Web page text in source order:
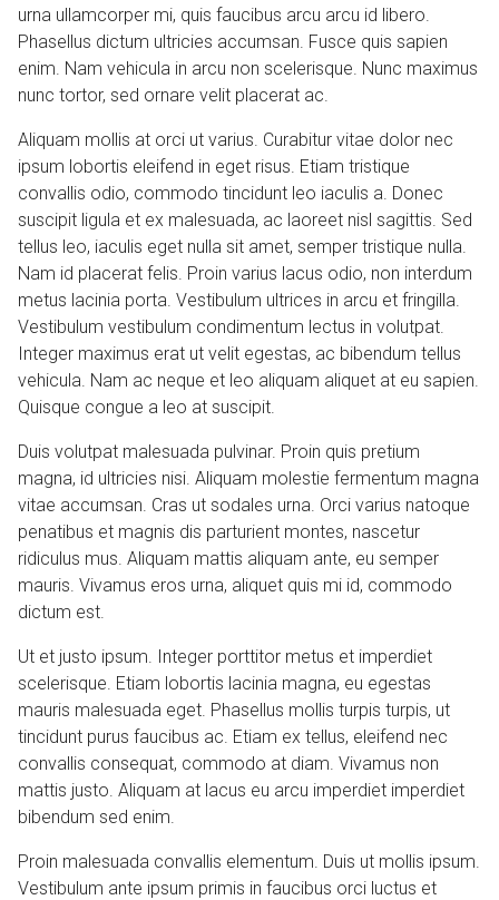
urna ullamcorper mi, quis faucibus arcu arcu id libero.
Phasellus dictum ultricies accumsan. Fusce quis sapien
enim. Nam vehicula in arcu non scelerisque. Nunc maximus
nunc tortor, sed ornare velit placerat ac.
Aliquam mollis at orci ut varius. Curabitur vitae dolor nec
ipsum lobortis eleifend in eget risus. Etiam tristique
convallis odio, commodo tincidunt leo iaculis a. Donec
suscipit ligula et ex malesuada, ac laoreet nisl sagittis. Sed
tellus leo, iaculis eget nulla sit amet, semper tristique nulla.
Nam id placerat felis. Proin varius lacus odio, non interdum
metus lacinia porta. Vestibulum ultrices in arcu et fringilla.
Vestibulum vestibulum condimentum lectus in volutpat.
Integer maximus erat ut velit egestas, ac bibendum tellus
vehicula. Nam ac neque et leo aliquam aliquet at eu sapien.
Quisque congue a leo at suscipit.
Duis volutpat malesuada pulvinar. Proin quis pretium
magna, id ultricies nisi. Aliquam molestie fermentum magna
vitae accumsan. Cras ut sodales urna. Orci varius natoque
penatibus et magnis dis parturient montes, nascetur
ridiculus mus. Aliquam mattis aliquam ante, eu semper
mauris. Vivamus eros urna, aliquet quis mi id, commodo
dictum est.
Ut et justo ipsum. Integer porttitor metus et imperdiet
scelerisque. Etiam lobortis lacinia magna, eu egestas
mauris malesuada eget. Phasellus mollis turpis turpis, ut
tincidunt purus faucibus ac. Etiam ex tellus, eleifend nec
convallis consequat, commodo at diam. Vivamus non
mattis justo. Aliquam at lacus eu arcu imperdiet imperdiet
bibendum sed enim.
Proin malesuada convallis elementum. Duis ut mollis ipsum.
Vestibulum ante ipsum primis in faucibus orci luctus et